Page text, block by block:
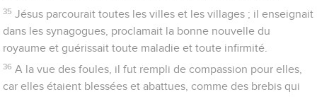
35 Jésus parcourait toutes les villes et les villages ; il enseignait
dans les synagogues, proclamait la bonne nouvelle du
royaume et guérissait toute maladie et toute infirmité.
36 A la vue des foules, il fut rempli de compassion pour elles,
car elles étaient blessées et abattues, comme des brebis qui